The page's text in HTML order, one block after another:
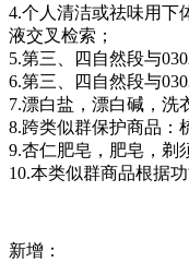
4.个人清洁或祛味用下
液交叉检索；
5.第三、四自然段与
6.第三、四自然段与
7.漂白盐，漂白碱，洗
8.跨类似群保护商品：
9.杏仁肥皂，肥皂，剃
10.本类似群商品根据
新增：